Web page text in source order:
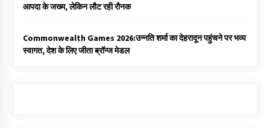
आपदा के जख्म, लेकिन लौट रही रौनक
Commonwealth Games 2026:उन्नति शर्मा का देहरादून पहुंचने पर भव्य
स्वागत, देश के लिए जीता ब्रॉन्ज मेडल